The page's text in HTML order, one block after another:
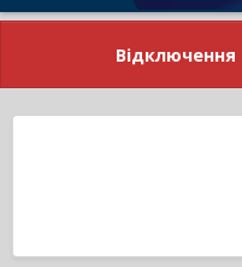
Відключення